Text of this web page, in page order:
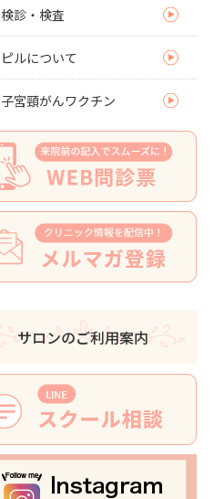
検診・検査
ピルについて
子宮頸がんワクチン
サロンのご利用案内